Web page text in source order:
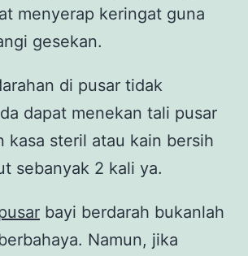
menyerap keringat guna
gesekan.
di pusar tidak
dapat menekan tali pusar
kasa steril atau kain bersih
sebanyak 2 kali ya.
bayi berdarah bukanlah
Namun, jika